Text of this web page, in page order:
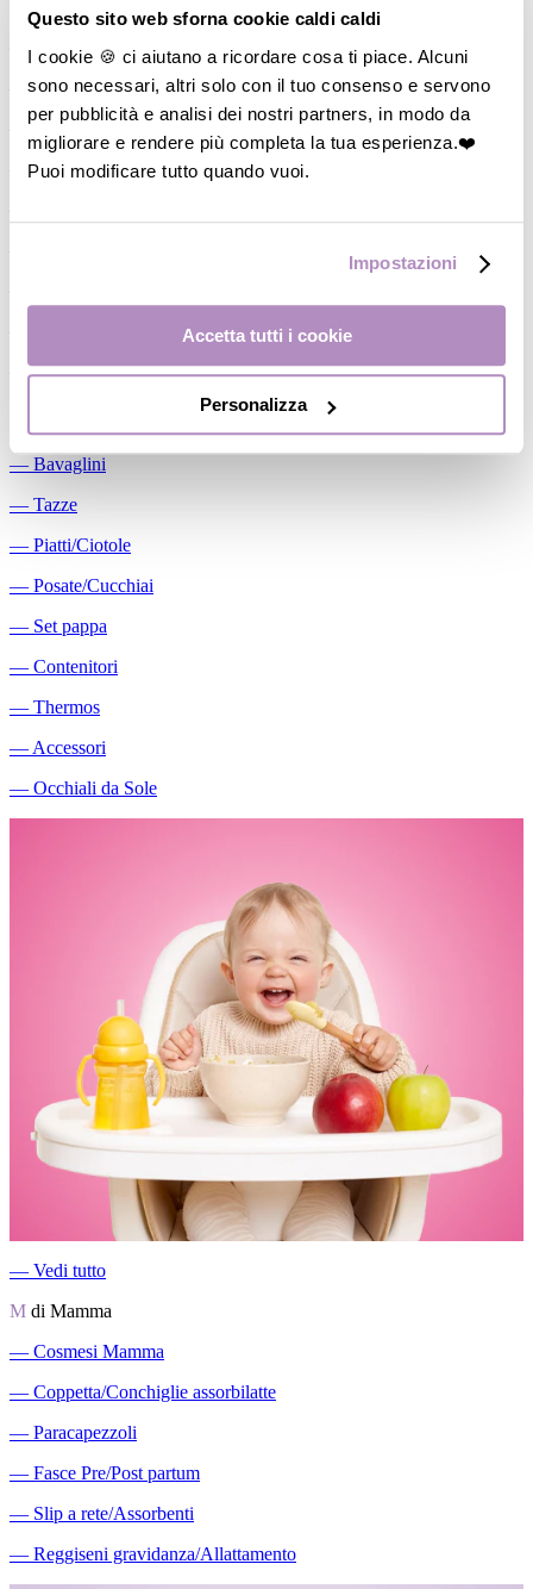
Questo sito web sforna cookie caldi caldi
I cookie 🍪 ci aiutano a ricordare cosa ti piace. Alcuni
sono necessari, altri solo con il tuo consenso e servono
per pubblicità e analisi dei nostri partners, in modo da
migliorare e rendere più completa la tua esperienza.❤️
Puoi modificare tutto quando vuoi.
Impostazioni
Accetta tutti i cookie
Personalizza
―
Cuscini allattamento
―Biberon
―
Tettarelle
―Succhietti
Conservalatte Materno
―Massaggiagengive
― Bavaglini
― Tazze
― Piatti/Ciotole
― Posate/Cucchiai
― Set pappa
― Contenitori
― Thermos
― Accessori
― Occhiali da Sole
― Vedi tutto
M di Mamma
― Cosmesi Mamma
― Coppetta/Conchiglie assorbilatte
― Paracapezzoli
― Fasce Pre/Post partum
― Slip a rete/Assorbenti
― Reggiseni gravidanza/Allattamento